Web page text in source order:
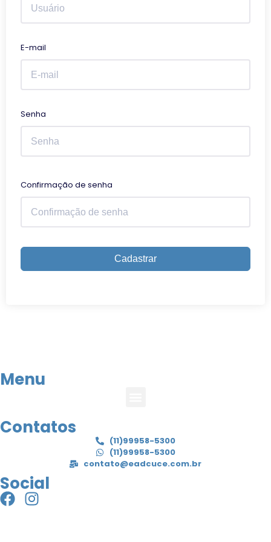
E-mail
Senha
Confirmação de senha
Cadastrar
Menu
Contatos
(11)99958-5300
(11)99958-5300
contato@eadcuce.com.br
Social